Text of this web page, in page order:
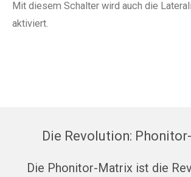
Mit diesem Schalter wird auch die
aktiviert.
Die Revolution:
Die Phonitor-Matrix ist die